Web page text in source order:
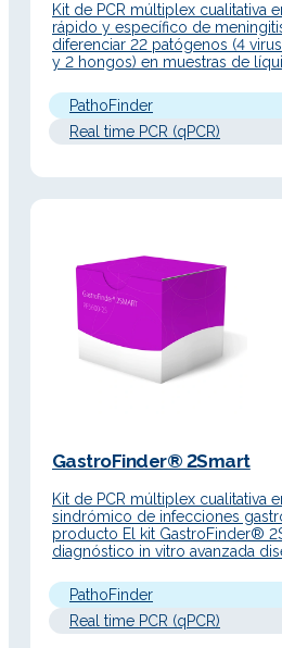
Kit de PCR múltiplex cualitativa
rápido y específico de
diferenciar 22 patógenos (4
y 2 hongos) en muestras de
de…PathoFinder
Real time PCR (qPCR)
GastroFinder® 2Smart
Kit de PCR múltiplex cualitativa
sindrómico de infecciones
producto El kit GastroFinder®
diagnóstico in vitro avanzada
diseño múltiplex de alto
simultánea de 18…
PathoFinder
Real time PCR (qPCR)